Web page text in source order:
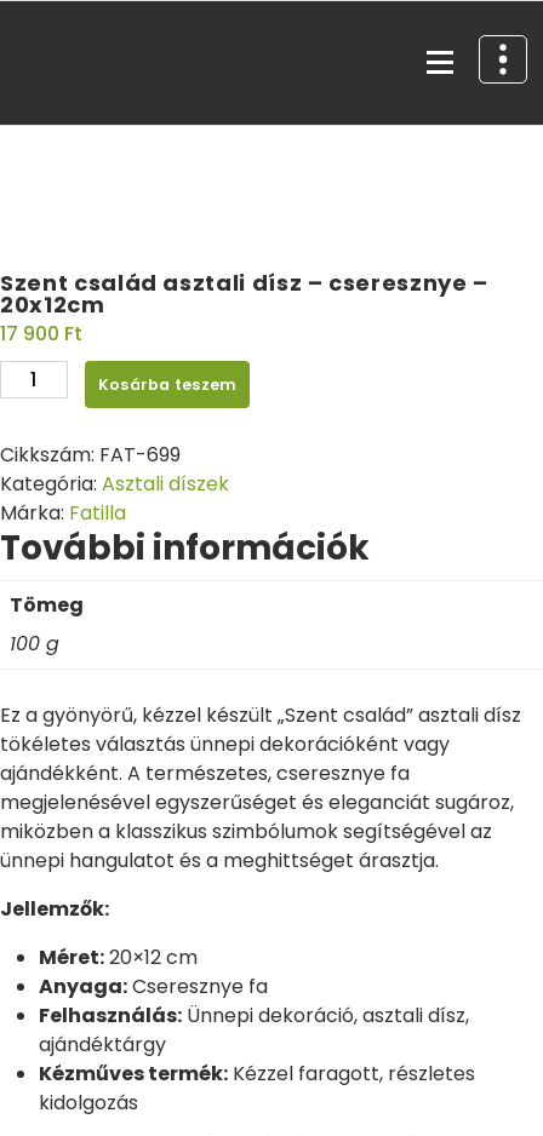
Szent család asztali dísz – cseresznye –
20x12cm
17 900 Ft
Kosárba teszem
Cikkszám: FAT-699
Kategória: Asztali díszek
Márka: Fatilla
További információk
Tömeg
100 g
Ez a gyönyörű, kézzel készült „Szent család” asztali dísz
tökéletes választás ünnepi dekorációként vagy
ajándékként. A természetes, cseresznye fa
megjelenésével egyszerűséget és eleganciát sugároz,
miközben a klasszikus szimbólumok segítségével az
ünnepi hangulatot és a meghittséget árasztja.
Jellemzők:
Méret:20×12 cm
Anyaga:Cseresznye fa
Felhasználás: Ünnepi dekoráció, asztali dísz,
ajándéktárgy
Kézműves termék: Kézzel faragott, részletes
kidolgozás